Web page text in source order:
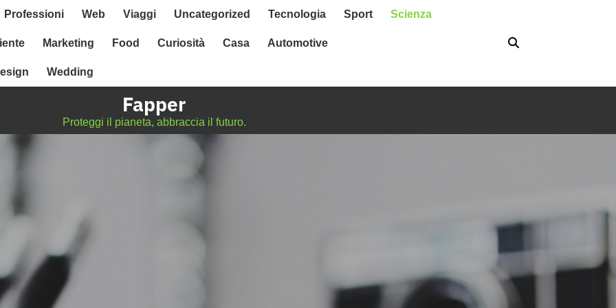
Professioni Web Viaggi Uncategorized Tecnologia Sport Scienza
Marketing Food Curiosità Casa Automotive
Wedding
Fapper
Proteggi il pianeta, abbraccia il futuro.